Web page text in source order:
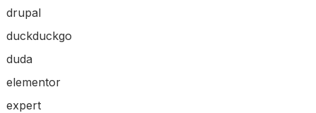
drupal
duckduckgo
duda
elementor
expert